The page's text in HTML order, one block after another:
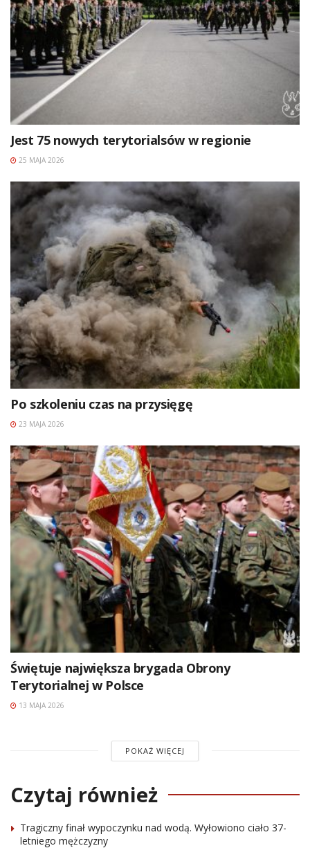
Jest 75 nowych terytorialsów w regionie
25 MAJA 2026
Po szkoleniu czas na przysięgę
23 MAJA 2026
Świętuje największa brygada Obrony
Terytorialnej w Polsce
13 MAJA 2026
POKAŻ WIĘCEJ
Czytaj również
Tragiczny finał wypoczynku nad wodą. Wyłowiono ciało 37-
letniego mężczyzny